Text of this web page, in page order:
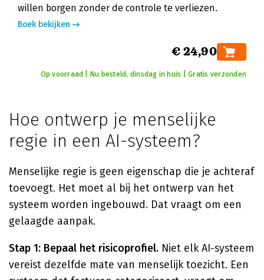
willen borgen zonder de controle te verliezen.
Boek bekijken
€ 24,90
Op voorraad | Nu besteld, dinsdag in huis | Gratis verzonden
Hoe ontwerp je menselijke
regie in een AI-systeem?
Menselijke regie is geen eigenschap die je achteraf
toevoegt. Het moet al bij het ontwerp van het
systeem worden ingebouwd. Dat vraagt om een
gelaagde aanpak.
Stap 1: Bepaal het risicoprofiel. Niet elk AI-systeem
vereist dezelfde mate van menselijk toezicht. Een